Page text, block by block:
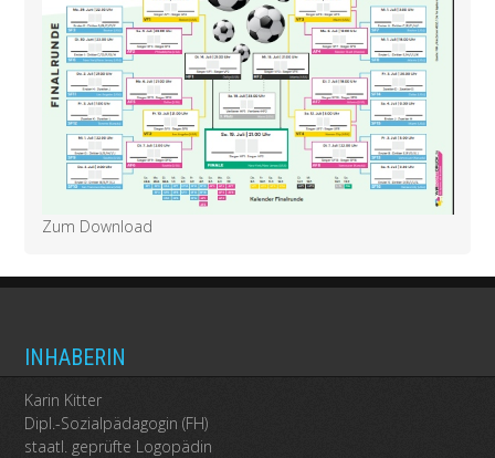
Zum Download
INHABERIN
Karin Kitter
Dipl.-Sozialpädagogin (FH)
staatl. geprüfte Logopädin